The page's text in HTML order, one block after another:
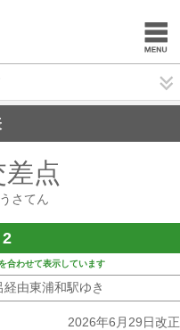
点
さてん
合わせて表示しています
経由東浦和駅ゆき
2026年6月29日改正